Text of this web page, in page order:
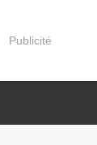
Publicité